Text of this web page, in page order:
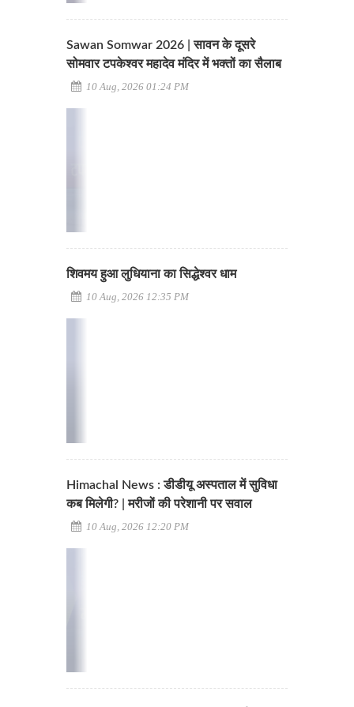
Sawan Somwar 2026 | सावन के दूसरे
सोमवार टपकेश्वर महादेव मंदिर में भक्तों का सैलाब
10 Aug, 2026 01:24 PM
शिवमय हुआ लुधियाना का सिद्धेश्वर धाम
10 Aug, 2026 12:35 PM
Himachal News : डीडीयू अस्पताल में सुविधा
कब मिलेगी? | मरीजों की परेशानी पर सवाल
10 Aug, 2026 12:20 PM